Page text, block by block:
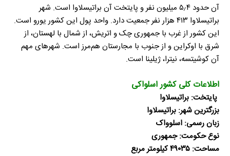
آن حدود ۵٫۴ میلیون نفر و پایتخت آن براتیسلاوا است. شهر
براتیسلاوا ۴۱۳ هزار نفر جمعیت دارد. واحد پول این کشور یورو است.
این کشور از غرب با جمهوری چک و اتریش، از شمال با لهستان، از
شرق با اوکراین و از جنوب با مجارستان هم‌مرز است. شهرهای مهم
آن کوشیتسه، نیترا، ژیلینا است.
اطلاعات کلی کشور اسلواکی
پایتخت: براتیسلاوا
بزرگترین شهر: براتیسلاوا
زبان رسمی: اسلوواک
نوع حکومت: جمهوری
مساحت: ۴۹۰۳۵ کیلومتر مربع